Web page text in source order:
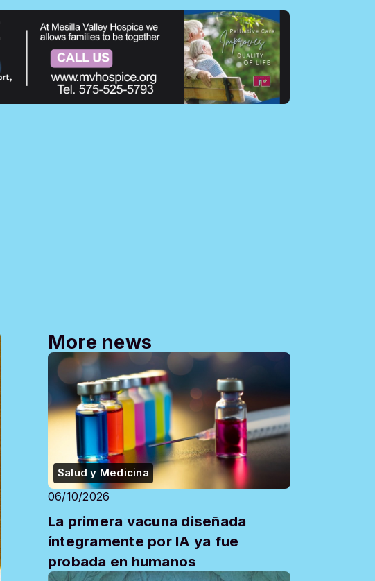
More news
Salud y Medicina
06/10/2026
La primera vacuna diseñada
íntegramente por IA ya fue
probada en humanos